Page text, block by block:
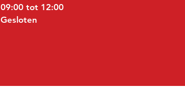
09:00 tot 12:00
Gesloten